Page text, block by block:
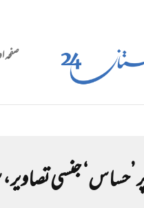
صفحہ
جنسی تصاویر، سویڈن کے